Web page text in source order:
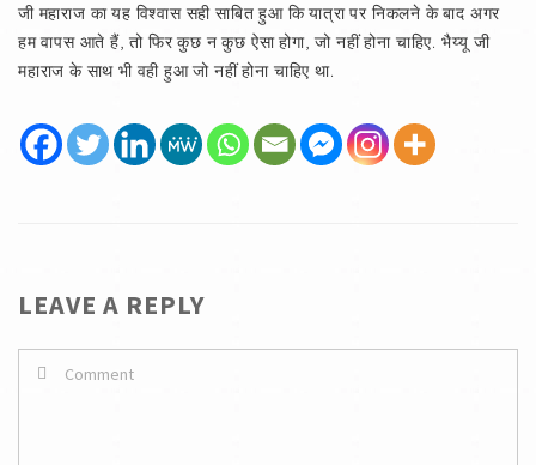
जी महाराज का यह विश्वास सही साबित हुआ कि यात्रा पर निकलने के बाद अगर
हम वापस आते हैं, तो फिर कुछ न कुछ ऐसा होगा, जो नहीं होना चाहिए. भैय्यू जी
महाराज के साथ भी वही हुआ जो नहीं होना चाहिए था.
LEAVE A REPLY